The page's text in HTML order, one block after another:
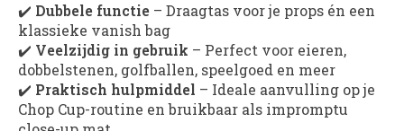
✔️ Dubbele functie – Draagtas voor je props én een
klassieke vanish bag
✔️ Veelzijdig in gebruik – Perfect voor eieren,
dobbelstenen, golfballen, speelgoed en meer
✔️ Praktisch hulpmiddel – Ideale aanvulling op je
Chop Cup-routine en bruikbaar als impromptu